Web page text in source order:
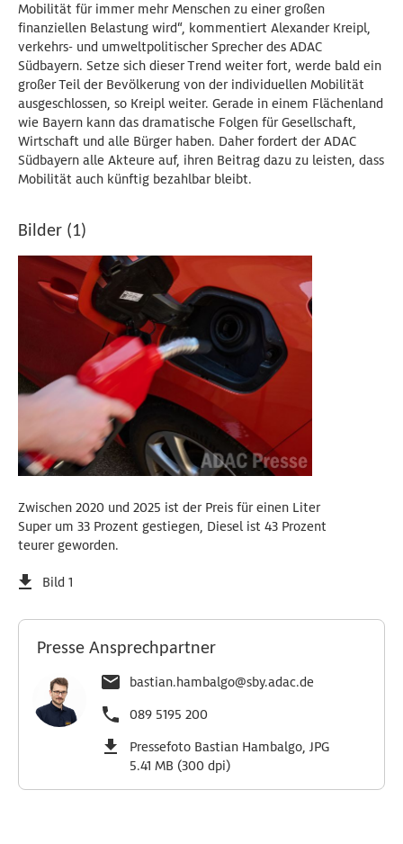
Mobilität für immer mehr Menschen zu einer großen
finanziellen Belastung wird“, kommentiert Alexander Kreipl,
verkehrs- und umweltpolitischer Sprecher des ADAC
Südbayern. Setze sich dieser Trend weiter fort, werde bald ein
großer Teil der Bevölkerung von der individuellen Mobilität
ausgeschlossen, so Kreipl weiter. Gerade in einem Flächenland
wie Bayern kann das dramatische Folgen für Gesellschaft,
Wirtschaft und alle Bürger haben. Daher fordert der ADAC
Südbayern alle Akteure auf, ihren Beitrag dazu zu leisten, dass
Mobilität auch künftig bezahlbar bleibt.
Bilder (1)
Zwischen 2020 und 2025 ist der Preis für einen Liter
Super um 33 Prozent gestiegen, Diesel ist 43 Prozent
teurer geworden.
Bild 1
Presse Ansprechpartner
bastian.hambalgo@sby.adac.de
089 5195 200
Pressefoto Bastian Hambalgo, JPG
5.41 MB (300 dpi)